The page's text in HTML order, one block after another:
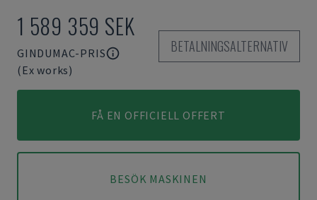
1 589 359 SEK
GINDUMAC-PRIS
(Ex works)
BETALNINGSALTERNATIV
FÅ EN OFFICIELL OFFERT
BESÖK MASKINEN